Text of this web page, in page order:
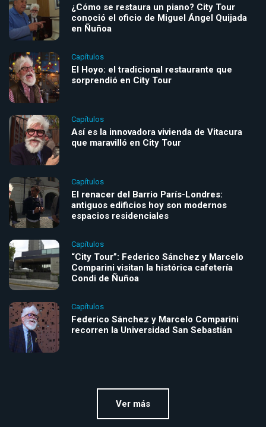
¿Cómo se restaura un piano? City Tour
conoció el oficio de Miguel Ángel Quijada
en Ñuñoa
Capítulos
El Hoyo: el tradicional restaurante que
sorprendió en City Tour
Capítulos
Así es la innovadora vivienda de Vitacura
que maravilló en City Tour
Capítulos
El renacer del Barrio París-Londres:
antiguos edificios hoy son modernos
espacios residenciales
Capítulos
“City Tour”: Federico Sánchez y Marcelo
Comparini visitan la histórica cafetería
Condi de Ñuñoa
Capítulos
Federico Sánchez y Marcelo Comparini
recorren la Universidad San Sebastián
Ver más